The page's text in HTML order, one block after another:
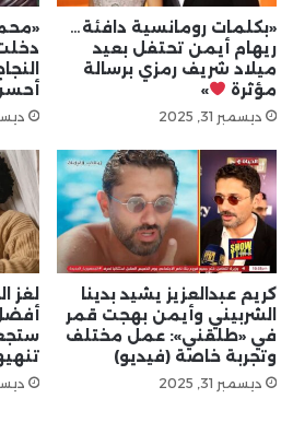
«بكلمات رومانسية دافئة…
ريهام أيمن تحتفل بعيد
ميلاد شريف رمزي برسالة
مؤثرة
»
ديسمبر 31, 2025 ديسمبر
كريم عبدالعزيز يشيد بدينا
الشربيني وأيمن بهجت قمر
في «طلقني»: عمل مختلف
وتجربة خاصة (فيديو)
ديسمبر 31, 2025
لغز
ديسمبر